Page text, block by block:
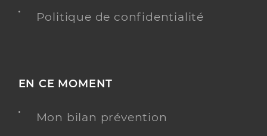
Politique de confidentialité
EN CE MOMENT
Mon bilan prévention